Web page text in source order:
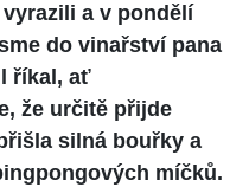
a v pondělí
do vinařství pana
říkal, ať
že určitě přijde
silná bouřky a
míčků.